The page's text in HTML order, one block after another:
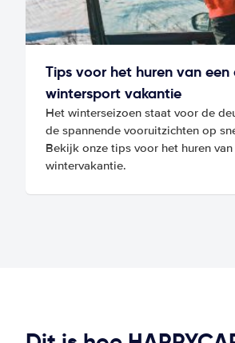
Tips voor het huren van
wintersport vakantie
Het winterseizoen staat voor de
de spannende vooruitzichten op
Bekijk onze tips voor het huren
wintervakantie.